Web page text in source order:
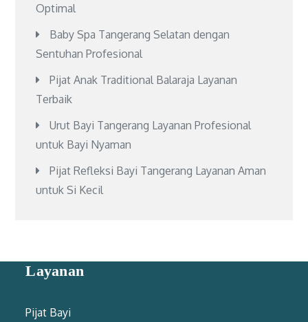
Optimal
Baby Spa Tangerang Selatan dengan
Sentuhan Profesional
Pijat Anak Traditional Balaraja Layanan
Terbaik
Urut Bayi Tangerang Layanan Profesional
untuk Bayi Nyaman
Pijat Refleksi Bayi Tangerang Layanan Aman
untuk Si Kecil
Layanan
Pijat Bayi